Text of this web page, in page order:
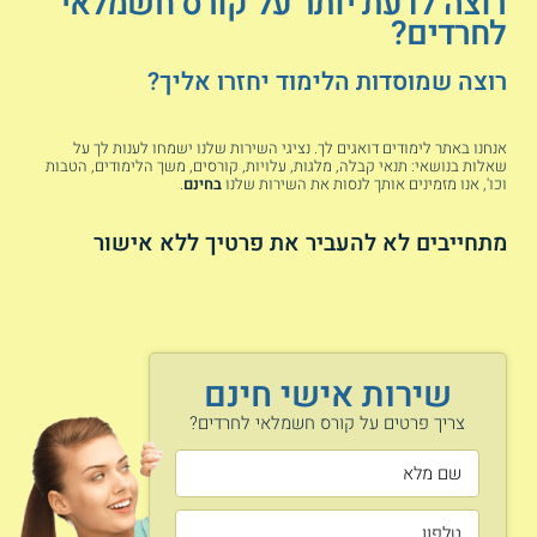
כמה מרוויחים חשמלאים? קראו עכשיו על
משכורת חשמלאי
נושאי הלימוד
נהלי בטיחות בעבודה מנועי חשמל
זרם חילופין וזרם ישיר אלקטרומגנטיות
בקרים מתוכנתים
שירות אישי חינם
צריך פרטים על קורס חשמלאי לחרדים?
לחרדים?
רוצה שמוסדות הלימוד יחזרו אליך?
אנחנו באתר לימודים דואגים לך. נציגי השירות שלנו ישמחו לענות לך על
שאלות בנושאי: תנאי קבלה, מלגות, עלויות, קורסים, משך הלימודים, הטבות
וכו', אנו מזמינים אותך לנסות את השירות שלנובחינם.
מתחייבים לא להעביר את פרטיך ללא אישור